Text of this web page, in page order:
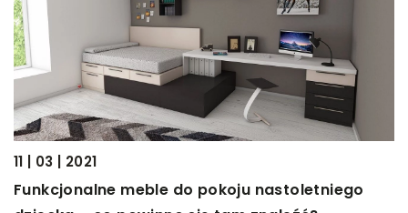
11 | 03 | 2021
Funkcjonalne meble do pokoju nastoletniego